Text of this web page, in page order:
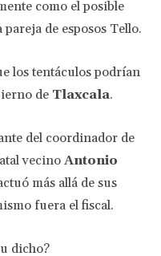
como el posible
de esposos Tello.
los tentáculos podrían
de Tlaxcala.
del coordinador de
vecino Antonio
más allá de sus
fuera el fiscal.
dicho?